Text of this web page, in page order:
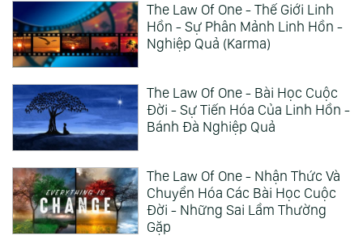
The Law Of One - Thế Giới Linh
Hồn - Sự Phân Mảnh Linh Hồn -
Nghiệp Quả (Karma)
The Law Of One - Bài Học Cuộc
Đời - Sự Tiến Hóa Của Linh Hồn -
Bánh Đà Nghiệp Quả
The Law Of One - Nhận Thức Và
Chuyển Hóa Các Bài Học Cuộc
Đời - Những Sai Lầm Thường
Gặp